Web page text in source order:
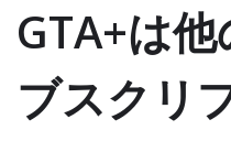
GTA+は
ブスクリ